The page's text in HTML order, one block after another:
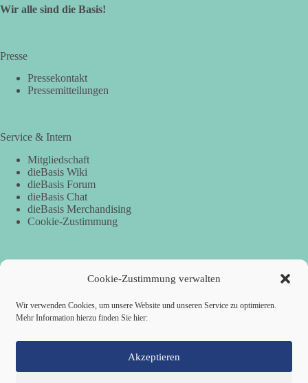
Cookie-Zustimmung verwalten
Wir verwenden Cookies, um unsere Website und unseren Service zu optimieren.
Mehr Information hierzu finden Sie hier:
Akzeptieren
Wir alle sind die Basis!
Presse
Pressekontakt
Pressemitteilungen
Service & Intern
Mitgliedschaft
dieBasis Wiki
dieBasis Forum
dieBasis Chat
dieBasis Merchandising
Cookie-Zustimmung
Spenden
Empfänger:dieBasis Landesverband Sachsen
BIC: OSDDDE81XXX
Spende